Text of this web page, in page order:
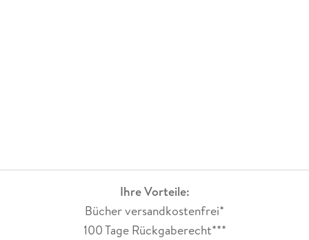
Ihre Vorteile:
Bücher versandkostenfrei*
100 Tage Rückgaberecht***